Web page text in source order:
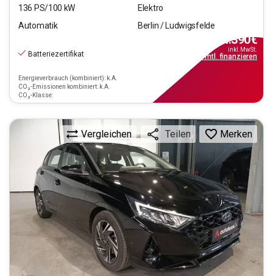
136 PS/100 kW
Elektro
Automatik
Berlin / Ludwigsfelde
Batteriezertifikat
Energieverbrauch (kombiniert): k.A.
CO₂-Emissionen kombiniert: k.A.
CO₂-Klasse:
14.390€
inkl.MwSt.
130€mtl. finanzieren
Vergleichen Teilen Merken